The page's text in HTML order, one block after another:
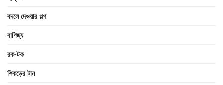
বদলে দেওয়ার গল্প
বাণিজ্য
রক-টক
শিকড়ের টান